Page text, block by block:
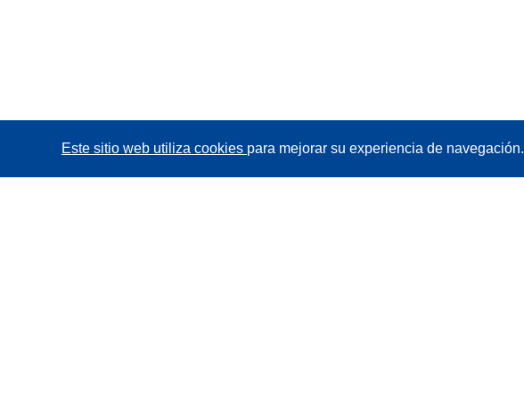
Este sitio web utiliza cookies para mejorar su experiencia de navegación.